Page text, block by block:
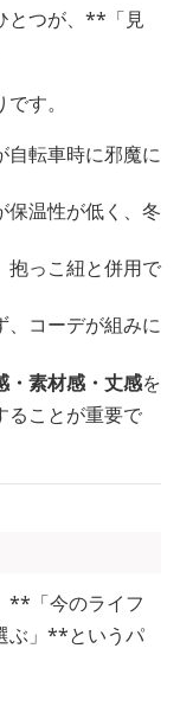
とつが、**「見
す。
自転車時に邪魔に
保温性が低く、冬
抱っこ紐と併用で
、コーデが組みに
・素材感・丈感を
ることが重要で
**「今のライフ
ぶ」**というパ